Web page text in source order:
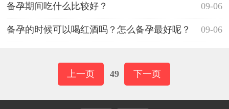
09-06
备孕期间吃什么比较好？
09-06
备孕的时候可以喝红酒吗？怎么备孕最好呢？
上一页 49 下一页